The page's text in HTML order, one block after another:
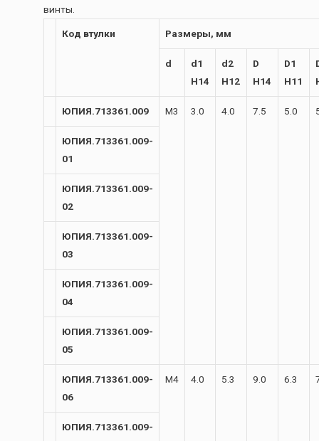
винты.
Код втулки Размеры, мм
d
d1
H14
d2
H12
D
H14
D1
H11
ЮПИЯ.713361.009 М3 3.0 4.0 7.5 5.0
ЮПИЯ.713361.009-
01
ЮПИЯ.713361.009-
02
ЮПИЯ.713361.009-
03
ЮПИЯ.713361.009-
04
ЮПИЯ.713361.009-
05
ЮПИЯ.713361.009-
06
М4 4.0 5.3 9.0 6.3
ЮПИЯ.713361.009-